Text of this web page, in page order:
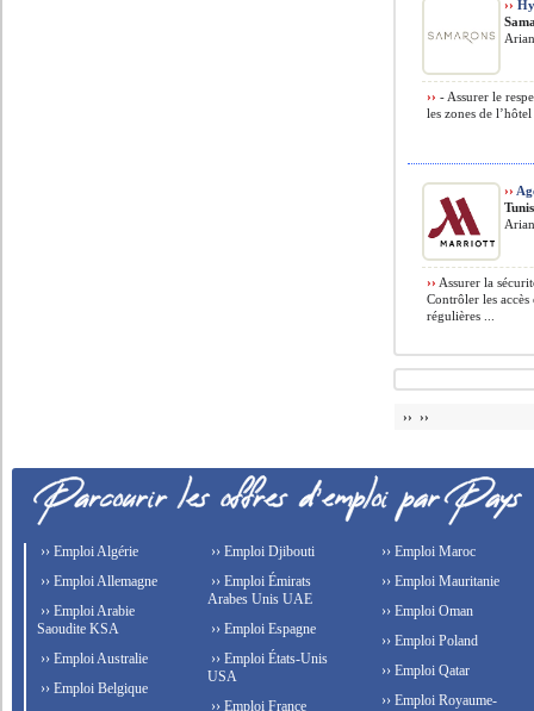
››
›› - Assurer le
les zones de
››
›› Assurer la
Contrôler les
régulières ...
›› ››
›› Emploi Algérie
›› Emploi Allemagne
›› Emploi Arabie
Saoudite KSA
›› Emploi Australie
›› Emploi Belgique
›› Emploi Djibouti
›› Emploi Émirats
Arabes Unis UAE
›› Emploi Espagne
›› Emploi États-Unis
USA
›› Emploi France
›› Emploi Maroc
›› Emploi Mauritanie
›› Emploi Oman
›› Emploi Poland
›› Emploi Qatar
›› Emploi Royaume-